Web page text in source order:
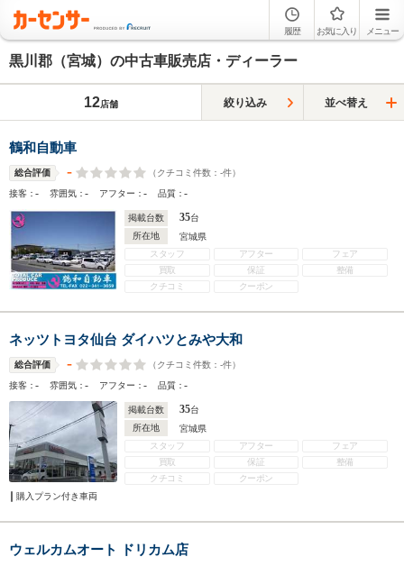
履歴 お気に入り メニュー
黒川郡（宮城）の中古車販売店・ディーラー
12店舗 絞り込み 並べ替え
鶴和自動車
総合評価 - （クチコミ件数： -件）
接客：- 雰囲気：- アフター：- 品質：-
掲載台数 35台
所在地
宮城県
スタッフ
アフター
フェア
買取
保証
整備
クチコミ
クーポン
ネッツトヨタ仙台 ダイハツとみや大和
総合評価 - （クチコミ件数： -件）
接客：- 雰囲気：- アフター：- 品質：-
掲載台数 35台
所在地
宮城県
スタッフ
アフター
フェア
買取
保証
整備
クチコミ
クーポン
購入プラン付き車両
ウェルカムオート ドリカム店